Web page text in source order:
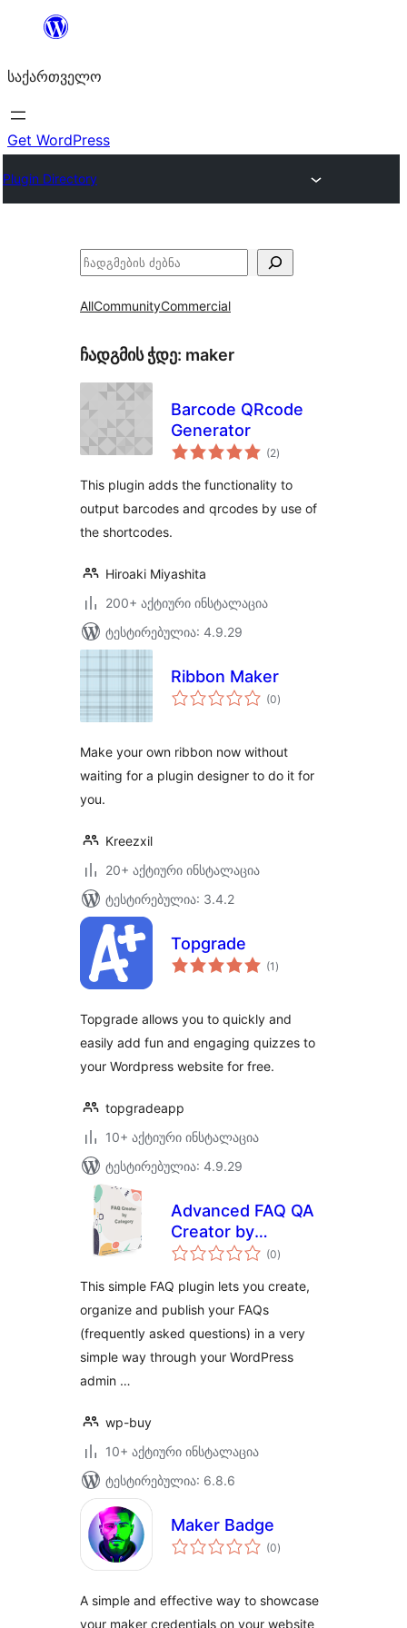
შიგთავსზე
საქართველო
Get WordPress
Plugin Directory
ძებნა
AllCommunityCommercial
ჩადგმის ჭდე: maker
Barcode QRcode
Generator
(2საერთო
რეიტინგი
)
This plugin adds the functionality to
output barcodes and qrcodes by use of
the shortcodes.
Hiroaki Miyashita
200+ აქტიური ინსტალაცია
ტესტირებულია: 4.9.29
Ribbon Maker
(0საერთო
რეიტინგი
)
Make your own ribbon now without
waiting for a plugin designer to do it for
you.
Kreezxil
20+ აქტიური ინსტალაცია
ტესტირებულია: 3.4.2
Topgrade
(1 საერთო
რეიტინგი
)
Topgrade allows you to quickly and
easily add fun and engaging quizzes to
your Wordpress website for free.
topgradeapp
10+ აქტიური ინსტალაცია
ტესტირებულია: 4.9.29
Advanced FAQ QA
Creator by
Category
(0საერთო
რეიტინგი
)
This simple FAQ plugin lets you create,
organize and publish your FAQs
(frequently asked questions) in a very
simple way through your WordPress
admin …
wp-buy
10+ აქტიური ინსტალაცია
ტესტირებულია: 6.8.6
Maker Badge
(0საერთო
რეიტინგი
)
A simple and effective way to showcase
your maker credentials on your website